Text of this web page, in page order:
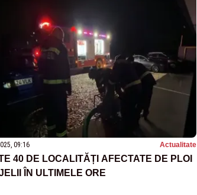
09:16 Actualitate
40 DE LOCALITĂȚI AFECTATE DE PLOI
ÎN ULTIMELE ORE